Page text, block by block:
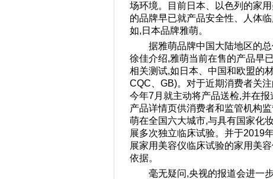
场环境。目前日本、以色列的家
的品牌早已就产品安全性、人体
如,日本品牌雅萌。
据雅萌品牌中国大陆地区的
徐佳介绍,雅萌当前在售的产品早
相关测试,如日本、中国和欧盟的
CQC、GB)。对于近期消费者关
今年7月就主动将产品送检,并在
产品详情页供消费者和监管机构
萌在全国六大城市,与具有国家化
展多次独立临床试验。并于2019
展家用美容仪临床试验的家用美
依据。
毫无疑问,央视的报道会进一